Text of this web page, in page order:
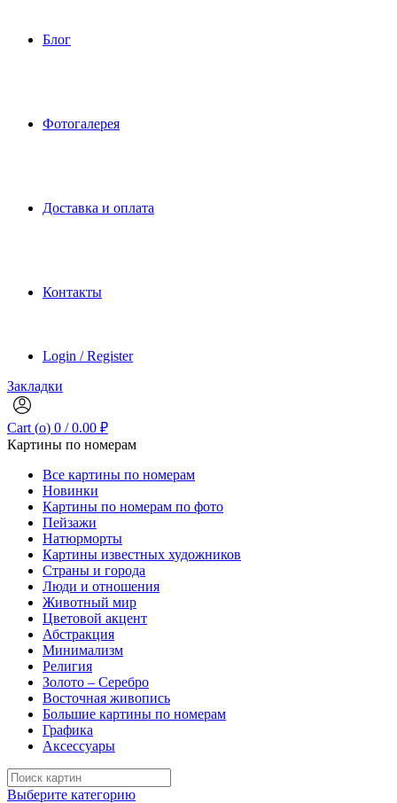
Блог
Фотогалерея
Доставка и оплата
Контакты
Login / Register
Закладки
Cart (o) 0 / 0.00 ₽
Картины по номерам
Все картины по номерам
Новинки
Картины по номерам по фото
Пейзажи
Натюрморты
Картины известных художников
Страны и города
Люди и отношения
Животный мир
Цветовой акцент
Абстракция
Минимализм
Религия
Золото – Серебро
Восточная живопись
Большие картины по номерам
Графика
Аксессуары
Search
for:
Выберите категорию